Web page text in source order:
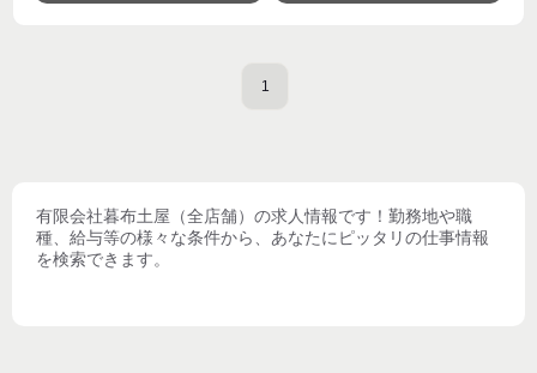
1
有限会社暮布土屋（全店舗） の求人情報です！勤務地や職
種、給与等の様々な条件から、あなたにピッタリの仕事情報
を検索できます。